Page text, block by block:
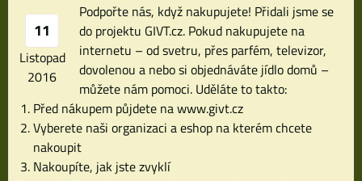
11
Listopad
2016
Podpořte nás, když nakupujete! Přidali jsme se
do projektu GIVT.cz. Pokud nakupujete na
internetu – od svetru, přes parfém, televizor,
dovolenou a nebo si objednáváte jídlo domů –
můžete nám pomoci. Uděláte to takto:
Před nákupem půjdete na www.givt.cz
Vyberete naši organizaci a eshop na kterém chcete
nakoupit
Nakoupíte, jak jste zvyklí